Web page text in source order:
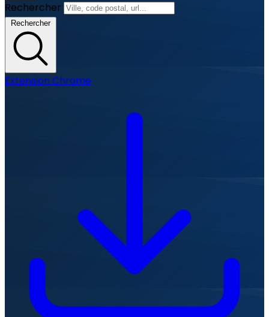
Rechercher
Rechercher
Extension Chrome